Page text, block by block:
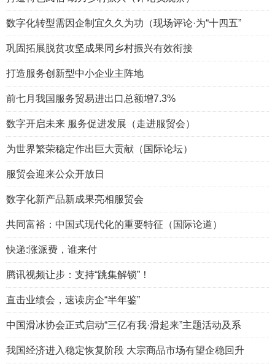
数字化转型需因企制宜久久为功（现场评论·为“十四五”
巩固拓展脱贫攻坚成果同乡村振兴有效衔接
打造服务创新型中小企业主阵地
前七月我国服务贸易进出口总额增7.3%
数字开启未来 服务促进发展（走进服贸会）
为世界繁荣稳定作出巨大贡献（国际论坛）
服贸会迎来公众开放日
数字化新产品新成果亮相服贸会
共同富裕：中国式现代化的重要特征（国际论道）
快递:涨派费，谁来付
腾讯视频让步：支持“跳集解锁”！
直击业绩会，速读房企“半年鉴”
中国滑冰协会正式启动“三亿有我·滑起来”主题活动及系
我国经济进入稳定恢复阶段 大宗商品市场有望企稳回升